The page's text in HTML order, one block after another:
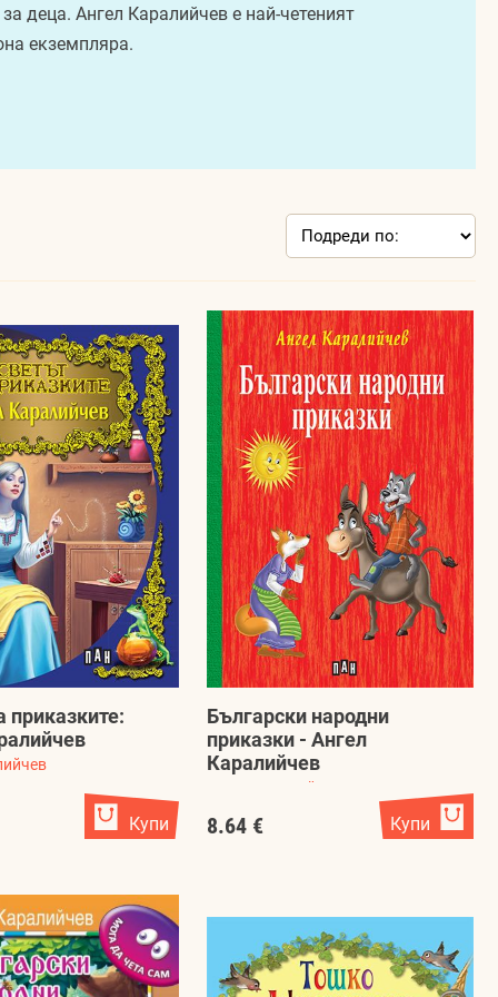
деца. Ангел Каралийчев е най-четеният
екземпляра.
приказките:
Купи
Български народни
приказки - Ангел
Каралийчев
Ангел Каралийчев
8.64 € Купи